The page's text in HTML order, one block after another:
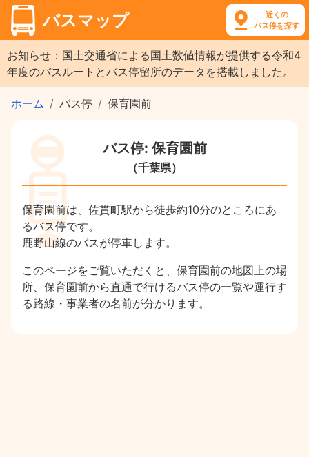
バスマップ
近くの
バス停を探す
お知らせ：国土交通省による国土数値情報が提供する令和4
年度のバスルートとバス停留所のデータを搭載しました。
ホーム バス停 保育園前
バス停: 保育園前
（千葉県）
保育園前は、佐貫町駅から徒歩約10分のところにあ
るバス停です。
鹿野山線のバスが停車します。
このページをご覧いただくと、保育園前の地図上の場
所、保育園前から直通で行けるバス停の一覧や運行す
る路線・事業者の名前が分かります。